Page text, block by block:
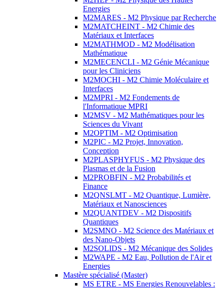
Energies
M2MARES - M2 Physique par Recherche
M2MATCHEINT - M2 Chimie des
Matériaux et Interfaces
M2MATHMOD - M2 Modélisation
Mathématique
M2MECENCLI - M2 Génie Mécanique
pour les Cliniciens
M2MOCHI - M2 Chimie Moléculaire et
Interfaces
M2MPRI - M2 Fondements de
l'Informatique MPRI
M2MSV - M2 Mathématiques pour les
Sciences du Vivant
M2OPTIM - M2 Optimisation
M2PIC - M2 Projet, Innovation,
Conception
M2PLASPHYFUS - M2 Physique des
Plasmas et de la Fusion
M2PROBFIN - M2 Probabilités et
Finance
M2QNSLMT - M2 Quantique, Lumière,
Matériaux et Nanosciences
M2QUANTDEV - M2 Dispositifs
Quantiques
M2SMNO - M2 Science des Matériaux et
des Nano-Objets
M2SOLIDS - M2 Mécanique des Solides
M2WAPE - M2 Eau, Pollution de l'Air et
Energies
Mastère spécialisé (Master)
MS ETRE - MS Energies Renouvelables :